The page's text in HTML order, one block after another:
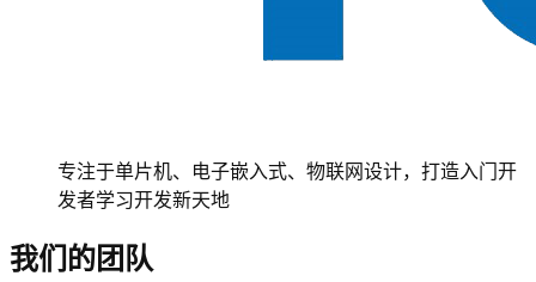
专注于单片机、电子嵌入式、物联网设计，打造入门开
发者学习开发新天地
我们的团队